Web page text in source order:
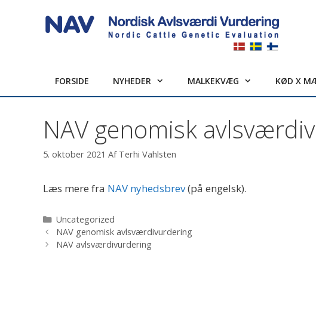
FORSIDE NYHEDER MALKEKVÆG KØD X
NAV genomisk
5. oktober 2021 Af Terhi Vahlsten
Læs mere fra NAV nyhedsbrev(på engelsk).
Kategorier
Uncategorized
NAV genomisk avlsværdivurdering
NAV avlsværdivurdering